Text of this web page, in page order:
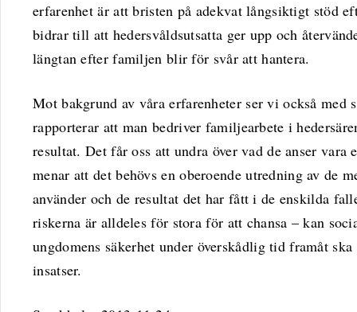
erfarenhet är att bristen på adekvat långsiktigt stöd
bidrar till att hedersvåldsutsatta ger upp och
längtan efter familjen blir för svår att hantera.
Mot bakgrund av våra erfarenheter ser vi också med
rapporterar att man bedriver familjearbete i
resultat. Det får oss att undra över vad de anser
menar att det behövs en oberoende utredning av de
använder och de resultat det har fått i de enskilda
riskerna är alldeles för stora för att chansa – kan
ungdomens säkerhet under överskådlig tid framåt
insatser.